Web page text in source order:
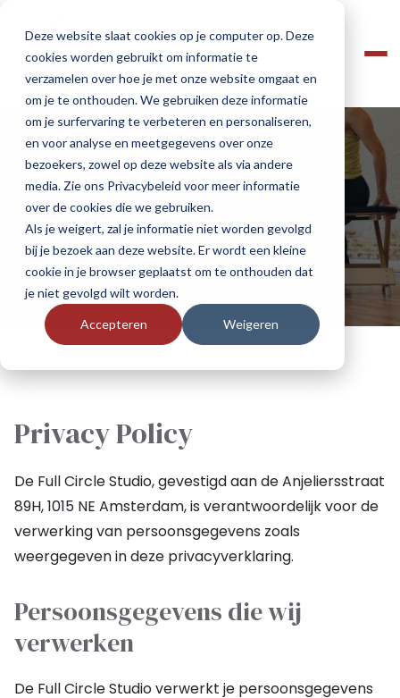
Deze website slaat cookies op je computer op. Deze
cookies worden gebruikt om informatie te
verzamelen over hoe je met onze website omgaat en
om je te onthouden. We gebruiken deze informatie
om je surfervaring te verbeteren en personaliseren,
en voor analyse en meetgegevens over onze
bezoekers, zowel op deze website als via andere
media. Zie ons Privacybeleid voor meer informatie
over de cookies die we gebruiken.
Als je weigert, zal je informatie niet worden gevolgd
bij je bezoek aan deze website. Er wordt een kleine
cookie in je browser geplaatst om te onthouden dat
je niet gevolgd wilt worden.
Accepteren Weigeren
Privacy Policy
Home Privacy Policy
Privacy Policy
De Full Circle Studio, gevestigd aan de Anjeliersstraat
89H, 1015 NE Amsterdam, is verantwoordelijk voor de
verwerking van persoonsgegevens zoals
weergegeven in deze privacyverklaring.
Persoonsgegevens die wij
verwerken
De Full Circle Studio verwerkt je persoonsgegevens